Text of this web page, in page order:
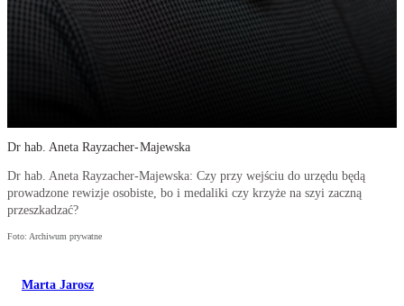
Dr hab. Aneta Rayzacher-Majewska
Dr hab. Aneta Rayzacher-Majewska: Czy przy wejściu do urzędu będą
prowadzone rewizje osobiste, bo i medaliki czy krzyże na szyi zaczną
przeszkadzać?
Foto: Archiwum prywatne
Marta Jarosz